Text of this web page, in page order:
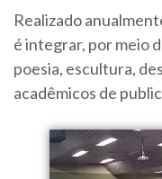
Realizado
é integrar, por meio
poesia, escultura,
acadêmicos de